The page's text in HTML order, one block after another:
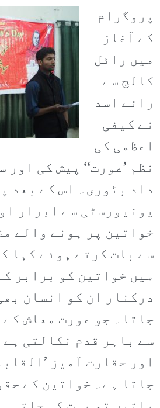
پروگرام
کے آغاز
میں رائل
کالج سے
رائے اسد
نے کیفی
اعظمی کی
نظم ’عورت‘‘ پیش کی
داد بٹوری۔ اس کے بعد
یونیورسٹی سے ابرار
خواتین پر ہونے والے
سے بات کرتے ہوئے کہا
میں خواتین کو برابر
درکنار ان کو انسان
جاتا۔ جو عورت معاش
سے باہر قدم نکالتی
اور حقارت آمیز
جاتا ہے۔ خواتین کے